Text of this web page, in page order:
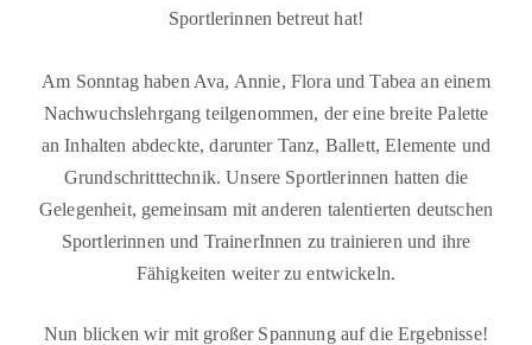
Sportlerinnen betreut hat!
Am Sonntag haben Ava, Annie, Flora und Tabea an einem
Nachwuchslehrgang teilgenommen, der eine breite Palette
an Inhalten abdeckte, darunter Tanz, Ballett, Elemente und
Grundschritttechnik. Unsere Sportlerinnen hatten die
Gelegenheit, gemeinsam mit anderen talentierten deutschen
Sportlerinnen und TrainerInnen zu trainieren und ihre
Fähigkeiten weiter zu entwickeln.
Nun blicken wir mit großer Spannung auf die Ergebnisse!